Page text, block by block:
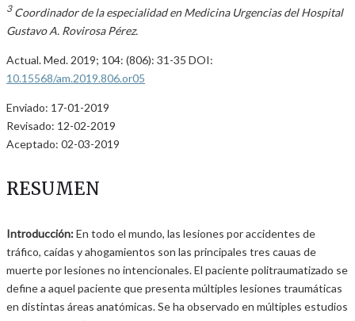
3Coordinador de la especialidad en Medicina Urgencias del Hospital
Gustavo A. Rovirosa Pérez.
Actual. Med. 2019; 104: (806): 31-35 DOI:
10.15568/am.2019.806.or05
Enviado: 17-01-2019
Revisado: 12-02-2019
Aceptado: 02-03-2019
RESUMEN
Introducción:En todo el mundo, las lesiones por accidentes de
tráfico, caídas y ahogamientos son las principales tres cauas de
muerte por lesiones no intencionales. El paciente politraumatizado se
define a aquel paciente que presenta múltiples lesiones traumáticas
en distintas áreas anatómicas. Se ha observado en múltiples estudios